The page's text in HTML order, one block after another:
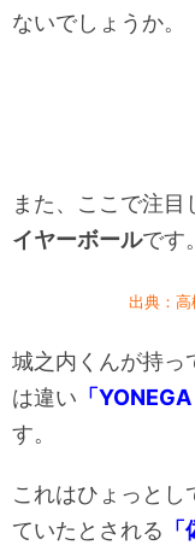
ないでしょうか。
また、ここで注目
イヤーボールです。
出典：
城之内くんが持っ
は違い 「
す。
これはひょっとし
ていたとされる